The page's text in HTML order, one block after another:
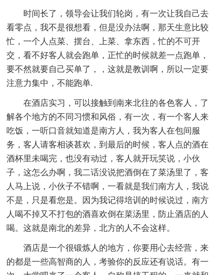
时间长了，领导会让我们轮岗，有一次让我自己去
看零点，我不是很想看，但是没办法啊，那天生意比较
忙，一个人点菜、摆台、上菜、拿东西，忙的不可开
交，看不好客人就会跑单，正忙的时候就差一点跑单，
要不然就要自己买单了，，这就是教训啊，所以一定要
注意力集中，不能跑单.
在酒店实习，可以接触到南来北往的各色客人，了
解各个地方的不同习惯和风俗，有一次，有一个客人来
吃饭，一听口音就知道是南方人，我为客人在包间服
务，客人请客相谈甚欢，到最后的时候，客人点的酒在
酒杯里未喝完，也没有动过，客人就开玩笑说，小伙
子，这怎么办啊，我二话没说把酒倒在了菜汤里了，客
人马上说，小伙子不错啊，一看就是我们南方人，我说
不是，只是看您是。因为我记得培训的时候说过，南方
人喝不掉又不打包的酒喜欢倒在菜汤里，防止酒店的人
喝。这就是南北的差异，北方的人不会这样。
酒店是一个很锻炼人的地方，你要用心去经营，来
的都是一些高智商的人，考验你的反应还有说话。有一